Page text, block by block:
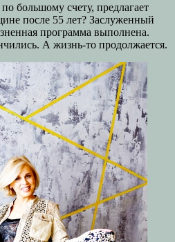
большому счету, предлагает
после 55 лет? Заслуженный
программа выполнена.
А жизнь-то продолжается.